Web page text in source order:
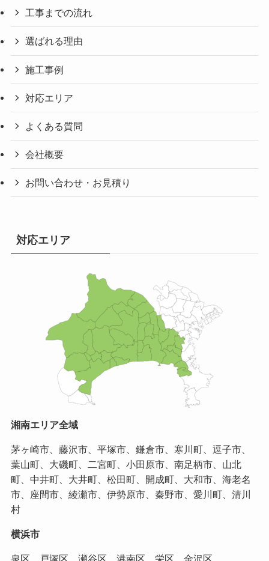
工事までの流れ
選ばれる理由
施工事例
対応エリア
よくある質問
会社概要
お問い合わせ・お見積り
対応エリア
湘南エリア全域
茅ヶ崎市、藤沢市、平塚市、鎌倉市、寒川町、逗子市、
葉山町、大磯町、二宮町、小田原市、南足柄市、山北
町、中井町、大井町、松田町、開成町、大和市、海老名
市、座間市、綾瀬市、伊勢原市、秦野市、愛川町、清川
村
横浜市
泉区、戸塚区、瀬谷区、港南区、栄区、金沢区